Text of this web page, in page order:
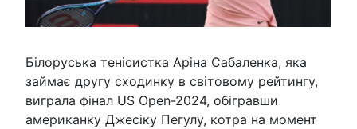
Білоруська тенісистка Аріна Сабаленка, яка
займає другу сходинку в світовому рейтингу,
виграла фінал US Open-2024, обігравши
американку Джесіку Пегулу, котра на момент